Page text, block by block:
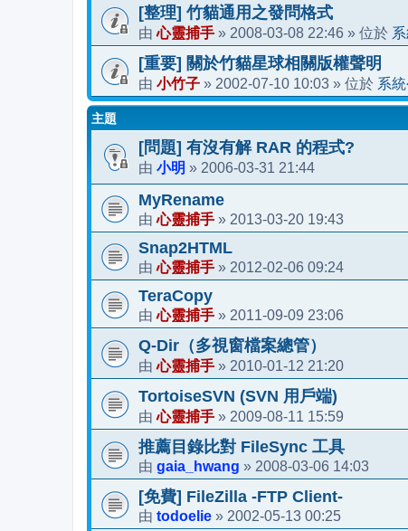
[整理] 竹貓通用之發問格式
由心靈捕手 » 2008-03-08 22:46 » 位於
[重要] 關於竹貓星球相關版權聲明
由 小竹子 » 2002-07-10 10:03 » 位於 系
主題
[問題] 有沒有解 RAR 的程式?
由 小明 » 2006-03-31 21:44
MyRename
由心靈捕手 » 2013-03-20 19:43
Snap2HTML
由心靈捕手 » 2012-02-06 09:24
TeraCopy
由心靈捕手 » 2011-09-09 23:06
Q-Dir（多視窗檔案總管）
由心靈捕手 » 2010-01-12 21:20
TortoiseSVN (SVN 用戶端)
由心靈捕手 » 2009-08-11 15:59
推薦目錄比對 FileSync 工具
由 gaia_hwang » 2008-03-06 14:03
[免費] FileZilla -FTP Client-
由 todoelie » 2002-05-13 00:25